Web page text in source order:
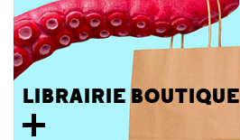
LIBRAIRIE BOUTIQUE